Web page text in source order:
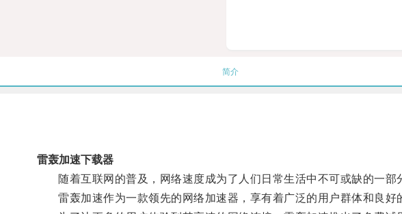
简介
雷轰加速下载器
随着互联网的普及，网络速度成为了人们日常生活中不可或缺的一部
雷轰加速作为一款领先的网络加速器，享有着广泛的用户群体和良好